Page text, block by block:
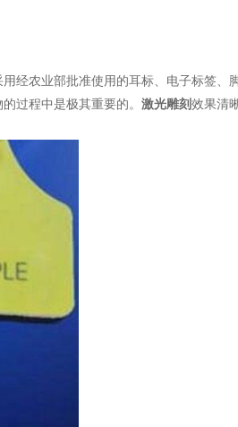
经农业部批准使用的耳标、电子标签、
过程中是极其重要的。 激光雕刻 效果清